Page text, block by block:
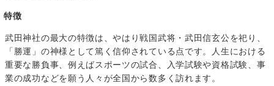
特徴
武田神社の最大の特徴は、やはり戦国武将・武田信玄公を祀り、
「勝運」の神様として篤く信仰されている点です。人生における
重要な勝負事、例えばスポーツの試合、入学試験や資格試験、事
業の成功などを願う人々が全国から数多く訪れます。